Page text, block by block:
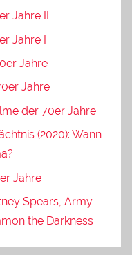
Jahre II
Jahre I
Jahre
Jahre
der 70er Jahre
(2020): Wann
Jahre
Spears, Army
the Darkness